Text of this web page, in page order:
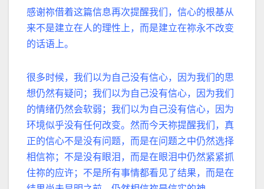
感谢祢借着这篇信息再次提醒我们，信心的根基从
来不是建立在人的理性上，而是建立在祢永不改变
的话语上。
很多时候，我们以为自己没有信心，因为我们的思
想仍然有疑问；我们以为自己没有信心，因为我们
的情绪仍然会软弱；我们以为自己没有信心，因为
环境似乎没有任何改变。然而今天祢提醒我们，真
正的信心不是没有问题，而是在问题之中仍然选择
相信祢；不是没有眼泪，而是在眼泪中仍然紧紧抓
住祢的应许；不是所有事情都看见了结果，而是在